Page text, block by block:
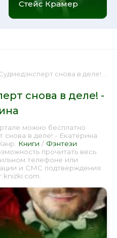
Стейс Крамер
снова в деле! - Екатерина Гераскина 📕 - Книга онлайн бесплатно
снова в деле! -
можно бесплатно
снова в деле! - Екатерина
Книги / Фэнтези
прочитать весь
телефоне или
и СМС подтверждения
knizki.com.